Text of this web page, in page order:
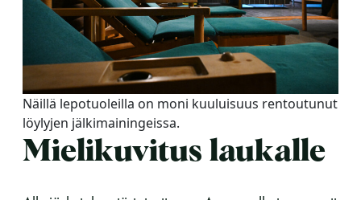
Näillä lepotuoleilla on moni kuuluisuus rentoutunut
löylyjen jälkimainingeissa.
Mielikuvitus laukalle